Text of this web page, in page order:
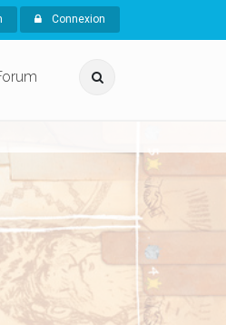
Connexion